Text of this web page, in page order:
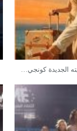
الجديدة كونجي…